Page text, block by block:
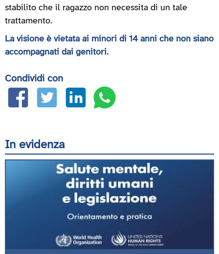
stabilito che il ragazzo non necessita di un tale
trattamento.
La visione è vietata ai minori di 14 anni che non siano
accompagnati dai genitori.
Condividi con
In evidenza